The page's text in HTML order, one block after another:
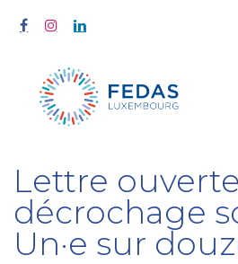
Lettre
décrochage
Un·e sur